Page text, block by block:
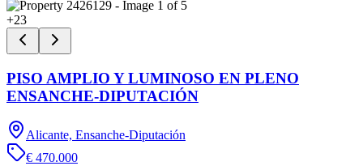
+23
PISO AMPLIO Y LUMINOSO EN PLENO
ENSANCHE-DIPUTACIÓN
Alicante, Ensanche-Diputación
€ 470.000